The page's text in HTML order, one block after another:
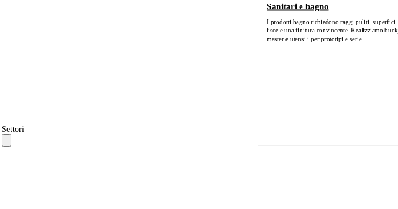
Settori
Sanitari e bagno
I prodotti bagno richiedono raggi puliti, superfici
lisce e una finitura convincente. Realizziamo buck,
master e utensili per prototipi e serie.